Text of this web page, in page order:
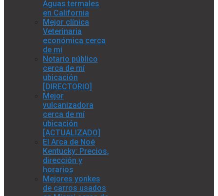
Aguas termales
en California
Mejor clínica
Veterinaria
económica cerca
de mí
Notario público
cerca de mí
ubicación
[DIRECTORIO]
Mejor
vulcanizadora
cerca de mí
ubicación
[ACTUALIZADO]
El Arca de Noé
Kentucky: Precios,
dirección y
horarios
Mejores yonkes
de carros usados